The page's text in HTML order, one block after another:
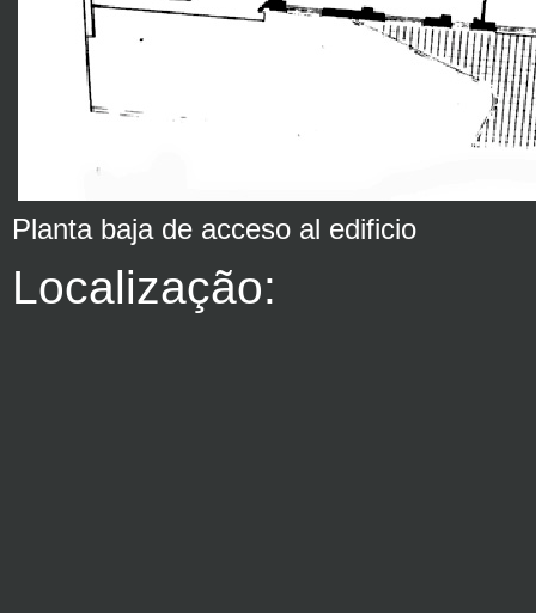
Planta baja de acceso al edificio
Localização: